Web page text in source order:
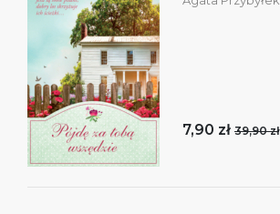
7,90 zł 39,90 zł